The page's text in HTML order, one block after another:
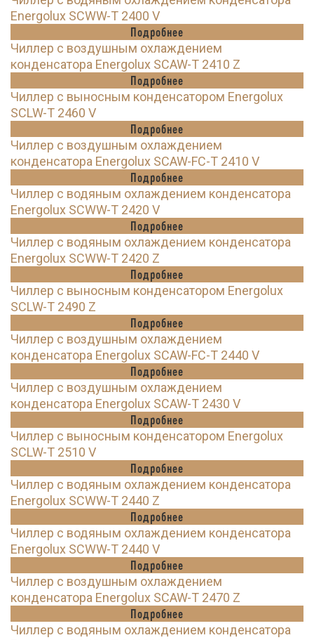
Energolux SCWW-T 2400 V
Подробнее
Чиллер с воздушным охлаждением
конденсатора Energolux SCAW-T 2410 Z
Подробнее
Чиллер с выносным конденсатором Energolux
SCLW-T 2460 V
Подробнее
Чиллер с воздушным охлаждением
конденсатора Energolux SCAW-FC-T 2410 V
Подробнее
Чиллер с водяным охлаждением конденсатора
Energolux SCWW-T 2420 V
Подробнее
Чиллер с водяным охлаждением конденсатора
Energolux SCWW-T 2420 Z
Подробнее
Чиллер с выносным конденсатором Energolux
SCLW-T 2490 Z
Подробнее
Чиллер с воздушным охлаждением
конденсатора Energolux SCAW-FC-T 2440 V
Подробнее
Чиллер с воздушным охлаждением
конденсатора Energolux SCAW-T 2430 V
Подробнее
Чиллер с выносным конденсатором Energolux
SCLW-T 2510 V
Подробнее
Чиллер с водяным охлаждением конденсатора
Energolux SCWW-T 2440 Z
Подробнее
Чиллер с водяным охлаждением конденсатора
Energolux SCWW-T 2440 V
Подробнее
Чиллер с воздушным охлаждением
конденсатора Energolux SCAW-T 2470 Z
Подробнее
Чиллер с водяным охлаждением конденсатора